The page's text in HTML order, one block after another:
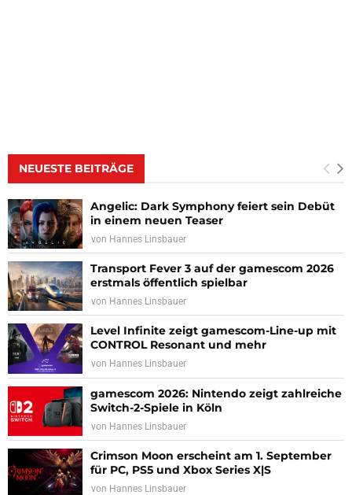
NEUESTE BEITRÄGE
Angelic: Dark Symphony feiert sein Debüt
in einem neuen Teaser
von Hannes Linsbauer
Transport Fever 3 auf der gamescom 2026
erstmals öffentlich spielbar
von Hannes Linsbauer
Level Infinite zeigt gamescom-Line-up mit
CONTROL Resonant und mehr
von Hannes Linsbauer
gamescom 2026: Nintendo zeigt zahlreiche
Switch-2-Spiele in Köln
von Hannes Linsbauer
Crimson Moon erscheint am 1. September
für PC, PS5 und Xbox Series X|S
von Hannes Linsbauer